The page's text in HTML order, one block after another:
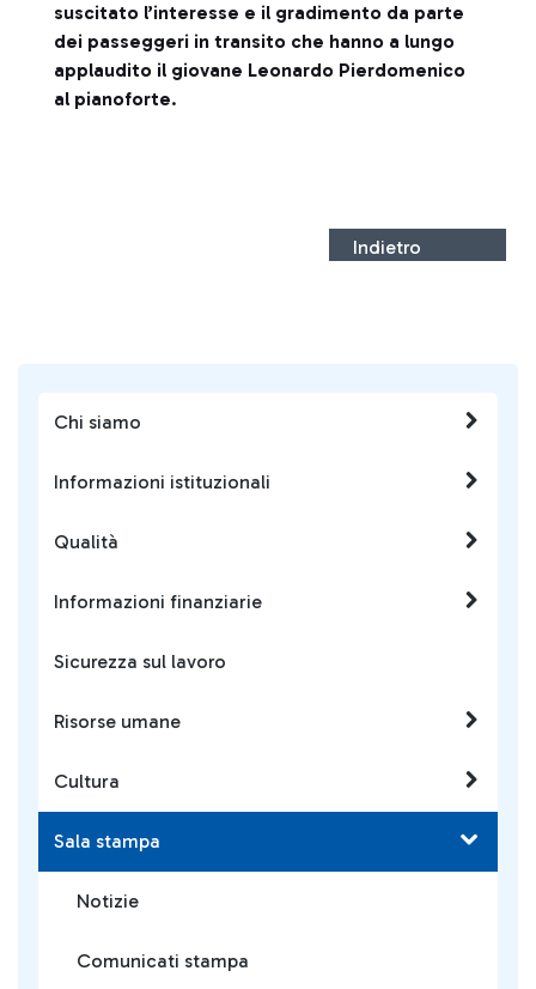
Chi siamo
Informazioni istituzionali
Qualità
Informazioni finanziarie
Sicurezza sul lavoro
Risorse umane
Cultura
Sala stampa
Notizie
Comunicati stampa
suscitato l’interesse e il gradimento da parte
dei passeggeri in transito che hanno a lungo
applaudito il giovane Leonardo Pierdomenico
al pianoforte.
Indietro